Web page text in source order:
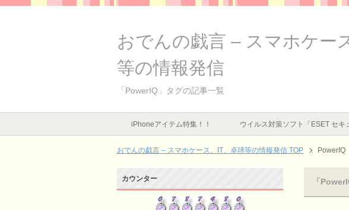
おでんの戯言 – スマホケー
等の情報発信
「PowerIQ」タグの記事一覧
iPhoneアイテム特集！！ ウイルス対策ソフト「ESET セキ
おでんの戯言 – スマホケース、IT、卓球等の情報発信 TOP PowerIQ
「
カウンター